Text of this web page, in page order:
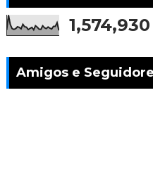
1,574,930
Amigos e